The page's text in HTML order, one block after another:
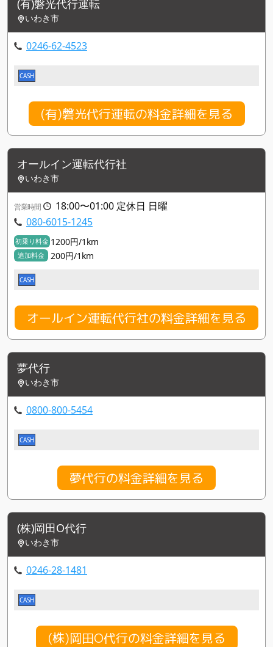
(有)磐光代行運転
いわき市
0246-62-4523
CASH
(有)磐光代行運転の料金詳細を見る
オールイン運転代行社
いわき市
営業時間
18:00〜01:00 定休日 日曜
080-6015-1245
初乗り料金 1200円/1km
追加料金 200円/1km
CASH
オールイン運転代行社の料金詳細を見る
夢代行
いわき市
0800-800-5454
CASH
夢代行の料金詳細を見る
(株)岡田O代行
いわき市
0246-28-1481
CASH
(株)岡田O代行の料金詳細を見る